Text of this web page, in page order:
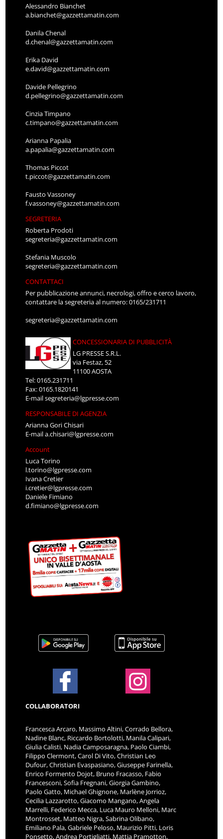
Alessandro Bianchet
a.bianchet@gazzettamatin.com
Danila Chenal
d.chenal@gazzettamatin.com
Erika David
e.david@gazzettamatin.com
Davide Pellegrino
d.pellegrino@gazzettamatin.com
Cinzia Timpano
c.timpano@gazzettamatin.com
Arianna Papalia
a.papalia@gazzettamatin.com
Thomas Piccot
t.piccot@gazzettamatin.com
Fausto Vassoney
f.vassoney@gazzettamatin.com
SEGRETERIA
Roberta Prodoti
segreteria@gazzettamatin.com
Stefania Muscolo
segreteria@gazzettamatin.com
CONTATTACI
Per pubblicazione annunci, necrologi, offro e cerco lavoro,
contattare la segreteria al numero: 0165/231711
segreteria@gazzettamatin.com
CONCESSIONARIA DI PUBBLICITÀ
LG PRESSE S.R.L.
via Festaz, 52
11100 AOSTA
Tel: 0165.231711
Fax: 0165.1820141
E-mailsegreteria@lgpresse.com
RESPONSABILE DI AGENZIA
Arianna Gori Chisari
E-maila.chisari@lgpresse.com
Account
Luca Torino
l.torino@lgpresse.com
Ivana Cretier
i.cretier@lgpresse.com
Daniele Fimiano
d.fimiano@lgpresse.com
COLLABORATORI
Francesca Arcaro, Massimo Altini, Corrado Bellora,
Nadine Blanc, Riccardo Bortolotti, Manila Calipari,
Giulia Calisti, Nadia Camposaragna, Paolo Ciambi,
Filippo Clermont, Carol Di Vito, Christian Leo
Dufour, Christian Evaspasiano, Giuseppe Farinella,
Enrico Formento Dojot, Bruno Fracasso, Fabio
Francesconi, Sofia Fregnani, Giorgia Gambino,
Paolo Gatto, Michael Ghignone, Marlène Jorrioz,
Cecilia Lazzarotto, Giacomo Mangano, Angela
Marrelli, Federico Mecca, Luca Mauro Melloni, Marc
Montrosset, Matteo Nigra, Sabrina Olibano,
Emiliano Pala, Gabriele Peloso, Maurizio Pitti, Loris
Ponsetto, Andrea Portigliatti, Mattia Pramotton,